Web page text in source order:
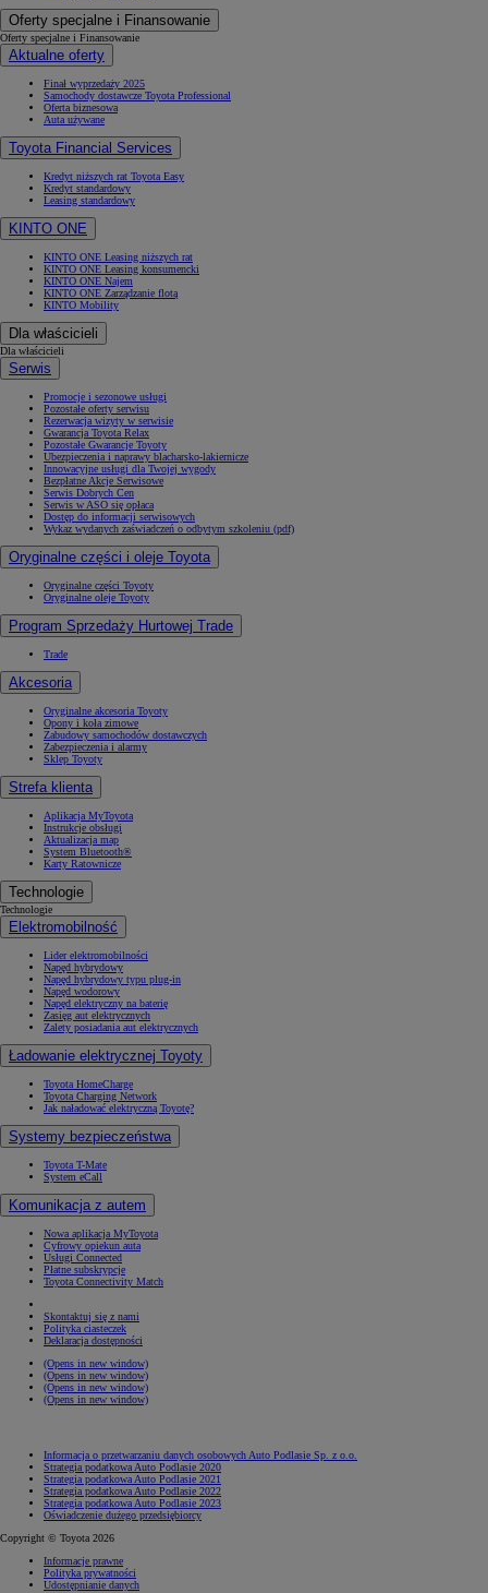
Oferty specjalne i Finansowanie
Oferty specjalne i Finansowanie
Aktualne oferty
Finał wyprzedaży 2025
Samochody dostawcze Toyota Professional
Oferta biznesowa
Auta używane
Toyota Financial Services
Kredyt niższych rat Toyota Easy
Kredyt standardowy
Leasing standardowy
KINTO ONE
KINTO ONE Leasing niższych rat
KINTO ONE Leasing konsumencki
KINTO ONE Najem
KINTO ONE Zarządzanie flotą
KINTO Mobility
Dla właścicieli
Dla właścicieli
Serwis
Promocje i sezonowe usługi
Pozostałe oferty serwisu
Rezerwacja wizyty w serwisie
Gwarancja Toyota Relax
Pozostałe Gwarancje Toyoty
Ubezpieczenia i naprawy blacharsko-lakiernicze
Innowacyjne usługi dla Twojej wygody
Bezpłatne Akcje Serwisowe
Serwis Dobrych Cen
Serwis w ASO się opłaca
Dostęp do informacji serwisowych
Wykaz wydanych zaświadczeń o odbytym szkoleniu (pdf)
Oryginalne części i oleje Toyota
Oryginalne części Toyoty
Oryginalne oleje Toyoty
Program Sprzedaży Hurtowej Trade
Trade
Akcesoria
Oryginalne akcesoria Toyoty
Opony i koła zimowe
Zabudowy samochodów dostawczych
Zabezpieczenia i alarmy
Sklep Toyoty
Strefa klienta
Aplikacja MyToyota
Instrukcje obsługi
Aktualizacja map
System Bluetooth®
Karty Ratownicze
Technologie
Technologie
Elektromobilność
Lider elektromobilności
Napęd hybrydowy
Napęd hybrydowy typu plug-in
Napęd wodorowy
Napęd elektryczny na baterię
Zasięg aut elektrycznych
Zalety posiadania aut elektrycznych
Ładowanie elektrycznej Toyoty
Toyota HomeCharge
Toyota Charging Network
Jak naładować elektryczną Toyotę?
Systemy bezpieczeństwa
Toyota T-Mate
System eCall
Komunikacja z autem
Nowa aplikacja MyToyota
Cyfrowy opiekun auta
Usługi Connected
Płatne subskrypcje
Toyota Connectivity Match
Skontaktuj się z nami
Polityka ciasteczek
Deklaracja dostępności
(Opens in new window)
(Opens in new window)
(Opens in new window)
(Opens in new window)
Informacja o przetwarzaniu danych osobowych Auto Podlasie Sp. z o.o.
Strategia podatkowa Auto Podlasie 2020
Strategia podatkowa Auto Podlasie 2021
Strategia podatkowa Auto Podlasie 2022
Strategia podatkowa Auto Podlasie 2023
Oświadczenie dużego przedsiębiorcy
Copyright © Toyota 2026
Informacje prawne
Polityka prywatności
Udostępnianie danych